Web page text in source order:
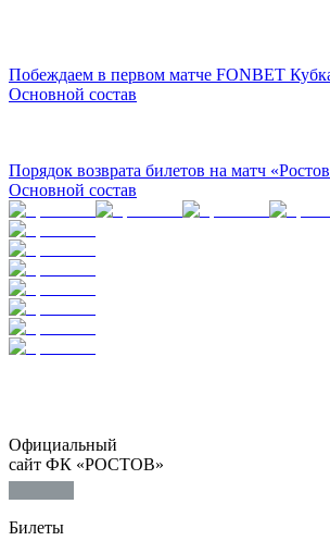
Побеждаем в первом матче FONBET
Основной состав
Порядок возврата билетов на матч
Основной состав
Официальный
сайт ФК «РОСТОВ»
Билеты